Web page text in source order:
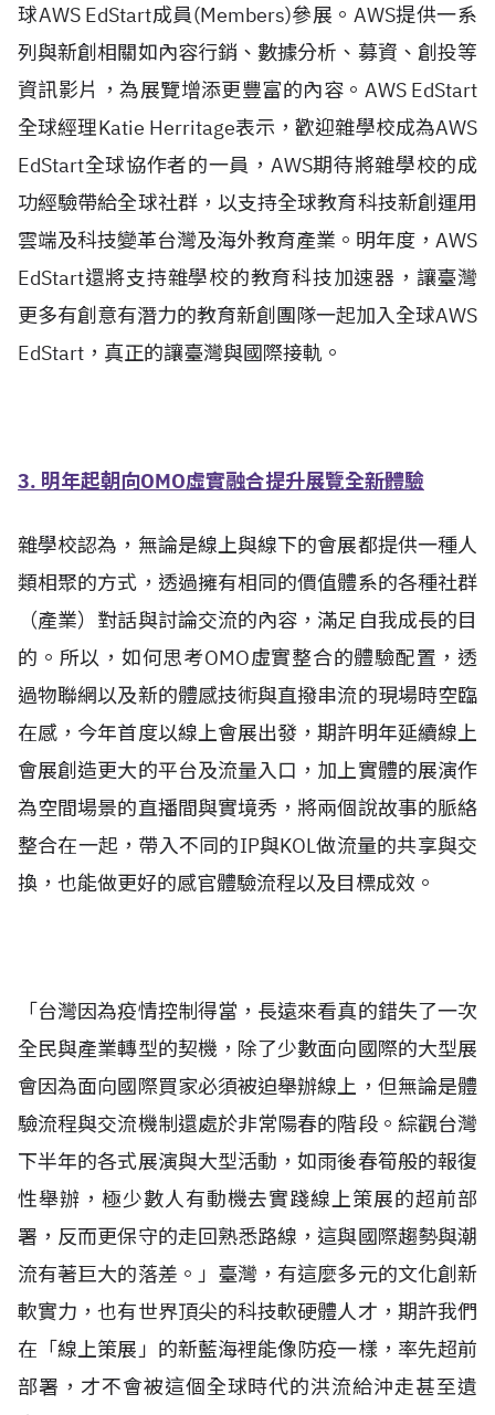
球AWS EdStart成員(Members)參展。AWS提供一系
列與新創相關如內容行銷、數據分析、募資、創投等
資訊影片，為展覽增添更豐富的內容。AWS EdStart
全球經理Katie Herritage表示，歡迎雜學校成為AWS
EdStart全球協作者的一員，AWS期待將雜學校的成
功經驗帶給全球社群，以支持全球教育科技新創運用
雲端及科技變革台灣及海外教育產業。明年度，AWS
EdStart還將支持雜學校的教育科技加速器，讓臺灣
更多有創意有潛力的教育新創團隊一起加入全球AWS
EdStart，真正的讓臺灣與國際接軌。
3. 明年起朝向OMO虛實融合提升展覽全新體驗
雜學校認為，無論是線上與線下的會展都提供一種人
類相聚的方式，透過擁有相同的價值體系的各種社群
（產業）對話與討論交流的內容，滿足自我成長的目
的。所以，如何思考OMO虛實整合的體驗配置，透
過物聯網以及新的體感技術與直撥串流的現場時空臨
在感，今年首度以線上會展出發，期許明年延續線上
會展創造更大的平台及流量入口，加上實體的展演作
為空間場景的直播間與實境秀，將兩個說故事的脈絡
整合在一起，帶入不同的IP與KOL做流量的共享與交
換，也能做更好的感官體驗流程以及目標成效。
「台灣因為疫情控制得當，長遠來看真的錯失了一次
全民與產業轉型的契機，除了少數面向國際的大型展
會因為面向國際買家必須被迫舉辦線上，但無論是體
驗流程與交流機制還處於非常陽春的階段。綜觀台灣
下半年的各式展演與大型活動，如雨後春筍般的報復
性舉辦，極少數人有動機去實踐線上策展的超前部
署，反而更保守的走回熟悉路線，這與國際趨勢與潮
流有著巨大的落差。」臺灣，有這麼多元的文化創新
軟實力，也有世界頂尖的科技軟硬體人才，期許我們
在「線上策展」的新藍海裡能像防疫一樣，率先超前
部署，才不會被這個全球時代的洪流給沖走甚至遺